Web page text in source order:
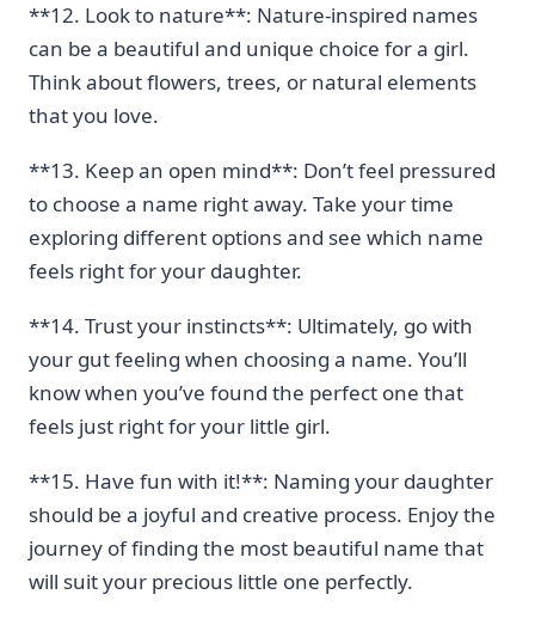
**12. Look to nature**: Nature-inspired names
can be a beautiful and unique choice for a‌ girl.
Think about flowers, trees, or natural elements
‌that you love.
**13.⁣ Keep an open mind**: Don’t⁤ feel pressured
‍to choose a name right away. Take your time
exploring different options and see which name
feels right for your​ daughter.
**14. Trust your instincts**: Ultimately, ⁢go with
your gut feeling when choosing a name. You’ll
know when you’ve found the perfect one that
feels just right for your little girl.
**15. Have fun with it!**: Naming your​ daughter
should be a joyful and creative process. Enjoy the
journey of finding the most beautiful name that
will suit your ⁤precious little one perfectly.